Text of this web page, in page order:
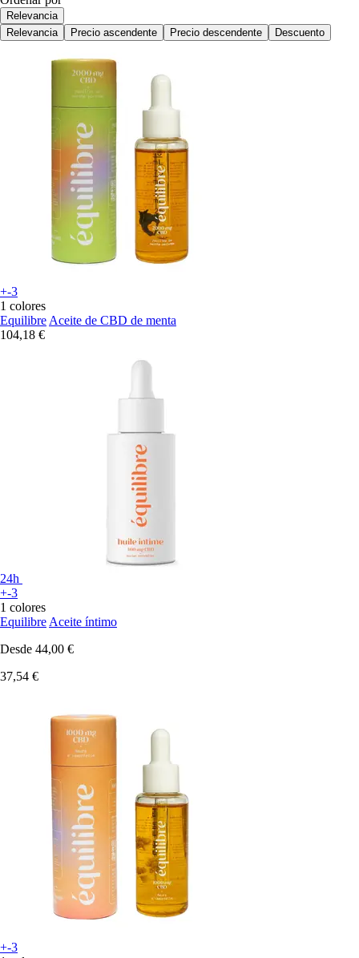
Relevancia
Relevancia
Precio ascendente Precio descendente Descuento
+-3
1 colores
Equilibre Aceite de CBD de menta
104,18 €
24h
+-3
1 colores
Equilibre Aceite íntimo
Desde 44,00 €
37,54 €
+-3